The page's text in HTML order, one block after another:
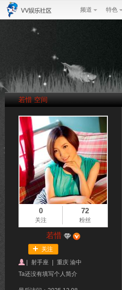
频道 特色
若惜 空间
0
关注
72
粉丝
若惜
关注
射手座
重庆 渝中
Ta还没有填写个人简介